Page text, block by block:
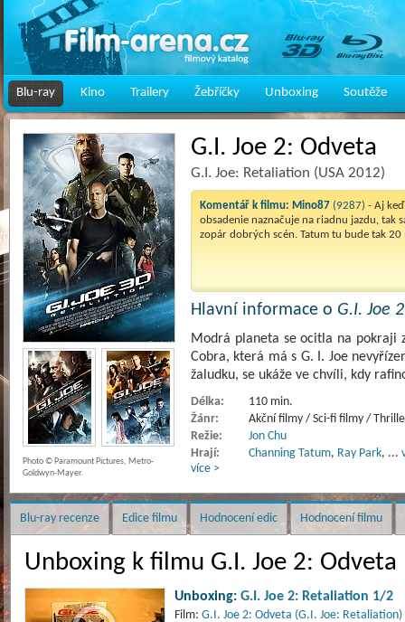
Blu-ray Kino Trailery Žebříčky Unboxing Soutěže
G.I. Joe 2: Odveta
G.I. Joe: Retaliation (USA 2012)
Komentář k filmu: Mino87 (9287) - Aj
obsadenie naznačuje na riadnu jazdu, tak
zopár dobrých scén. Tatum tu bude tak
Hlavní informace o G.I. Joe
Modrá planeta se ocitla na pokraji
Cobra, která má s G. I. Joe
žaludku, se ukáže ve chvíli, kdy
Délka:
110 min.
Žánr:
Akční filmy / Sci-fi filmy /
Režie:
Jon Chu
Hrají:
Channing Tatum, Ray Park, ...
více >
Photo © Paramount Pictures, Metro-
Goldwyn-Mayer.
Blu-ray recenze Edice filmu Hodnocení edic Hodnocení filmu
Unboxing k filmu G.I. Joe 2: Odveta
Unboxing: G.I. Joe 2: Retaliation 1/2
Film: G.I. Joe 2: Odveta (G.I. Joe: Retaliation)